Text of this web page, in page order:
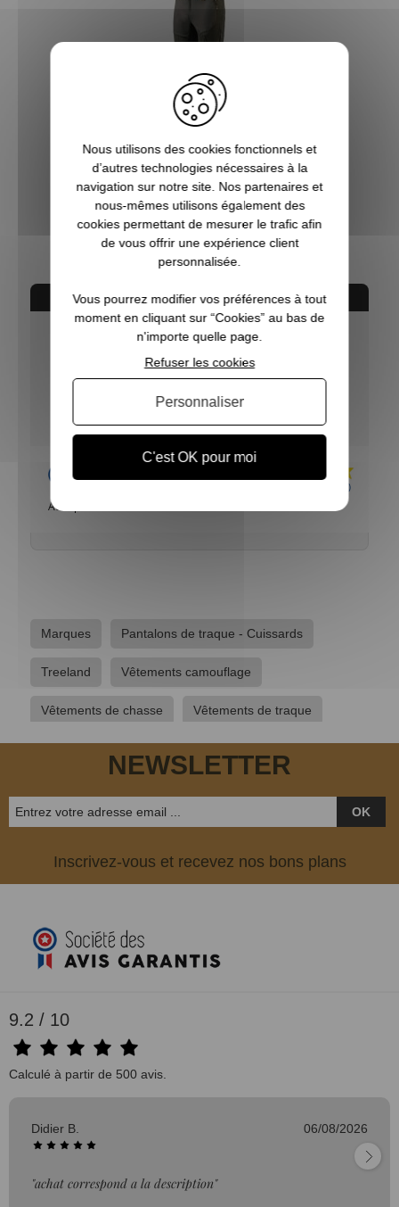
Pantalon de chasse 4-Way-Stretch EVO marron
BERETTA
189,00 €
AVIS CONCERNANT LE PRODUIT
VOIR L'ATTESTATION
10/10
(Date de commande : 25/12/2024)
Au top !!
Marques Pantalons de traque - Cuissards
Treeland Vêtements camouflage
Vêtements de chasse Vêtements de traque
NEWSLETTER
OK
Inscrivez-vous et recevez nos bons plans
9.2 / 10
Calculé à partir de 500 avis.
Didier B. 06/08/2026
"achat correspond a la description"
Nous utilisons des cookies fonctionnels et
d’autres technologies nécessaires à la
navigation sur notre site. Nos partenaires et
nous-mêmes utilisons également des
cookies permettant de mesurer le trafic afin
de vous offrir une expérience client
personnalisée.
Vous pourrez modifier vos préférences à tout
moment en cliquant sur “Cookies” au bas de
n'importe quelle page.
C'est OK pour moi
Refuser les cookies
Personnaliser